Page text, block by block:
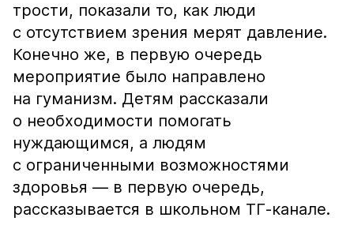
трости, показали то, как люди
с отсутствием зрения мерят давление.
Конечно же, в первую очередь
мероприятие было направлено
на гуманизм. Детям рассказали
о необходимости помогать
нуждающимся, а людям
с ограниченными возможностями
здоровья — в первую очередь,
рассказывается в школьном ТГ-канале.